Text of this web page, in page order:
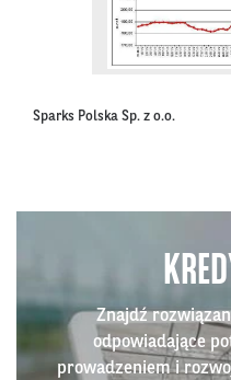
Sparks Polska Sp. z o.o.
Znajdź
odpowiadające
prowadzeniem i